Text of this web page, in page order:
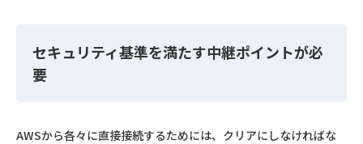
セキュリティ基準を満たす中継ポイントが必
要
AWSから各々に直接接続するためには、クリアにしなければな